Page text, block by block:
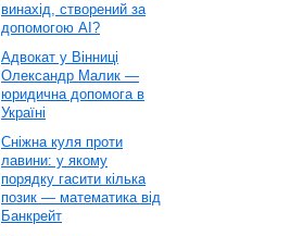
винахід, створений за
допомогою AI?
Адвокат у Вінниці
Олександр Малик —
юридична допомога в
Україні
Сніжна куля проти
лавини: у якому
порядку гасити кілька
позик — математика від
Банкрейт